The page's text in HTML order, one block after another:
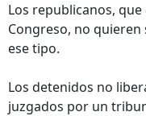
Los republicanos,
Congreso, no
ese tipo.
Los detenidos no
juzgados por un